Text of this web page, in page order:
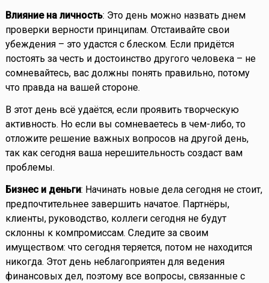
Влияние на личность: Это день можно назвать днем
проверки верности принципам. Отстаивайте свои
убеждения – это удастся с блеском. Если придётся
постоять за честь и достоинство другого человека – не
сомневайтесь, вас должны понять правильно, потому
что правда на вашей стороне.
В этот день всё удаётся, если проявить творческую
активность. Но если вы сомневаетесь в чем-либо, то
отложите решение важных вопросов на другой день,
так как сегодня ваша нерешительность создаст вам
проблемы.
Бизнес и деньги: Начинать новые дела сегодня не стоит,
предпочтительнее завершить начатое. Партнёры,
клиенты, руководство, коллеги сегодня не будут
склонны к компромиссам. Следите за своим
имуществом: что сегодня теряется, потом не находится
никогда. Этот день неблагоприятен для ведения
финансовых дел, поэтому все вопросы, связанные с